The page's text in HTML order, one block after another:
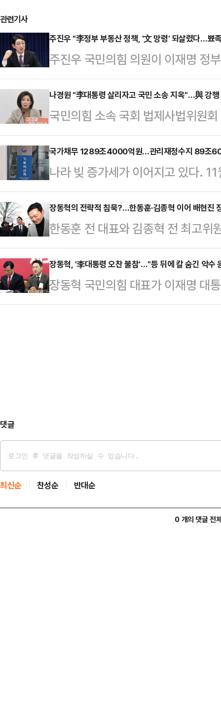
관련기사
주진우 "李정부 부동산 정책, '文 망령' 되살렸다…뾰
주진우 국민의힘 의원이 이재명 정
되살렸다"며 "대출 규제, 공공 임대,
문재인 정부 때와 똑같다"고 일갈
택자 잡는 이재명 정부다. 부동산
의원은 "연일 쏟아낸 이재명 대통
뜻으로 비친다"며 "임대사업자는
을 중과하면 서민·청년 세입자가
못 잡는다"…
나경원 "李대통령 살리자고 국민 소송 지옥"…與 강
국민의힘 소속 국회 법제사법위원
를 강행 통과한 재판소원법(헌법재
직법 개정안)을 두고 강하게 비판
회에서 기자간담회를 열어 전날 밤
련 법안들에 대해 "유전무죄, 무전
한 명 살리자고 온 국민이 소송 지
원은 재판소원법을 겨냥해 "4심제
과됐다. 이것은 명백…
국가채무 1289조4000억원…관리재정수지 89조
나라 빚 증가세가 이어지고 있다.
4000억원이다. 2025년 연간 국
관리재정수지는 89조6000억원 적
한 ‘월간 재정동향 2월호’에 따르
억원이다. 전년 대비 37조4000억
581조2000억원이다. 총지출은
조3000억원 증가했다. 지출 증가
합재…
장동혁의 전략적 침묵?…한동훈·김종혁 이어 배현진
한동훈 전 대표와 김종혁 전 최고위
까지 진행되면서 국민의힘 내부 긴
이와 관련해 침묵 기조를 이어가며
취하고 있다.지방선거를 앞둔 상황
는 것 아니냐는 지적이 제기되는 가
장동혁, '李대통령 오찬 불참'…"등 뒤에 칼 숨긴 악수
장동혁 국민의힘 대표가 이재명 대
"한 손으로는 등 뒤에 칼을 숨기고,
댓글
최신순 찬성순 반대순
0 개의 댓글 전